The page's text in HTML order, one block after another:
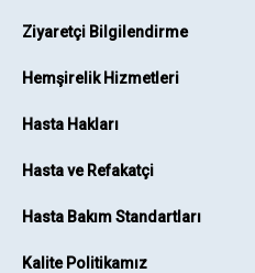
Ziyaretçi Bilgilendirme
Hemşirelik Hizmetleri
Hasta Hakları
Hasta ve Refakatçi
Hasta Bakım Standartları
Kalite Politikamız